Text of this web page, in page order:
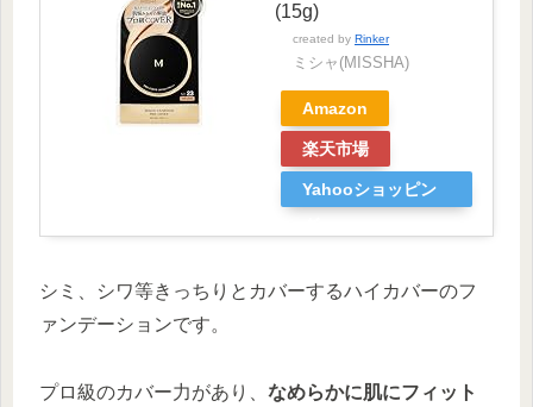
(15g)
created by Rinker
ミシャ(MISSHA)
Amazon
楽天市場
Yahooショッピン
シミ、シワ等きっちりとカバーするハイカバーのフ
ァンデーションです。
プロ級のカバー力があり、 なめらかに肌にフィット